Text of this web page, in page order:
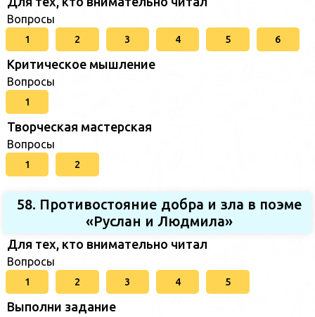
Вопросы
1 2 3 4 5 6
Критическое мышление
Вопросы
1
Творческая мастерская
Вопросы
1 2
58. Противостояние добра и зла в поэме
«Руслан и Людмила»
Для тех, кто внимательно читал
Вопросы
1 2 3 4 5
Выполни задание